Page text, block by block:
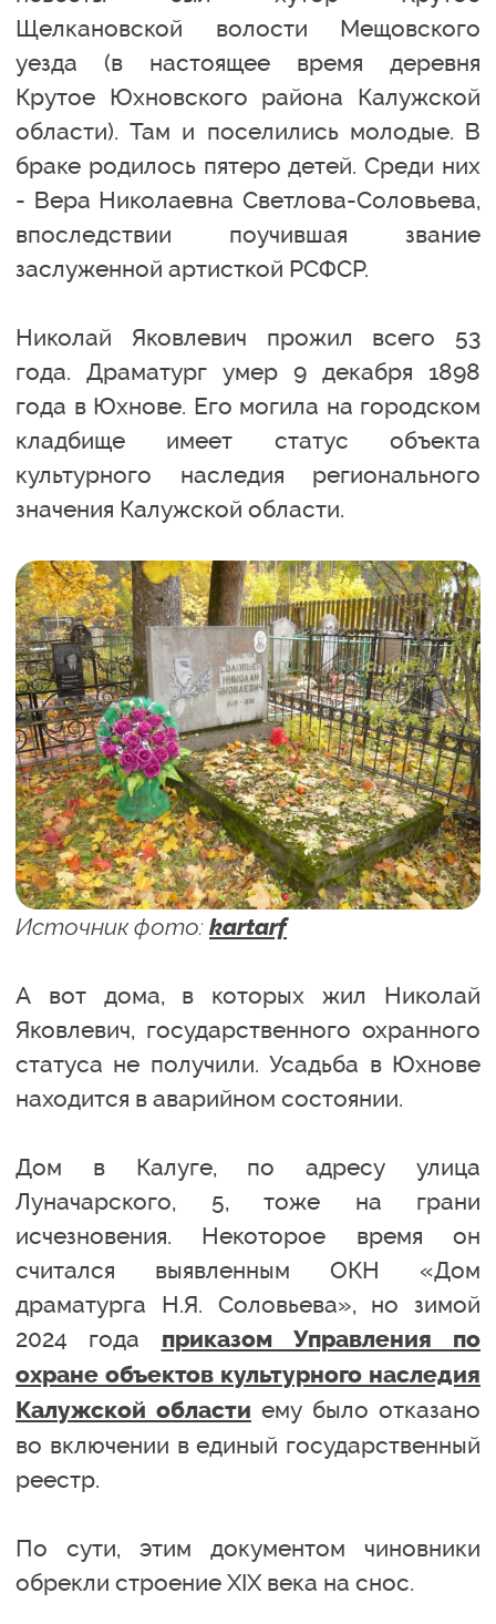
Щелкановской волости Мещовского
уезда (в настоящее время деревня
Крутое Юхновского района Калужской
области). Там и поселились молодые. В
браке родилось пятеро детей. Среди них
- Вера Николаевна Светлова-Соловьева,
впоследствии поучившая звание
заслуженной артисткой РСФСР.
Николай Яковлевич прожил всего 53
года. Драматург умер 9 декабря 1898
года в Юхнове. Его могила на городском
кладбище имеет статус объекта
культурного наследия регионального
значения Калужской области.
Источник фото: kartarf
А вот дома, в которых жил Николай
Яковлевич, государственного охранного
статуса не получили. Усадьба в Юхнове
находится в аварийном состоянии.
Дом в Калуге, по адресу улица
Луначарского, 5, тоже на грани
исчезновения. Некоторое время он
считался выявленным ОКН «Дом
драматурга Н.Я. Соловьева», но зимой
2024 года приказом Управления по
охране объектов культурного наследия
Калужской области ему было отказано
во включении в единый государственный
реестр.
По сути, этим документом чиновники
обрекли строение XIX века на снос.